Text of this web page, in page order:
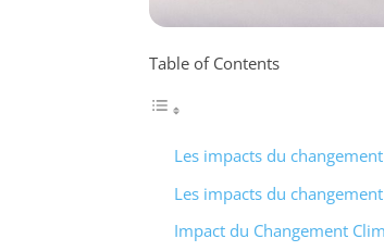
Table of Contents
Les impacts du
Les impacts du
Impact du Changement